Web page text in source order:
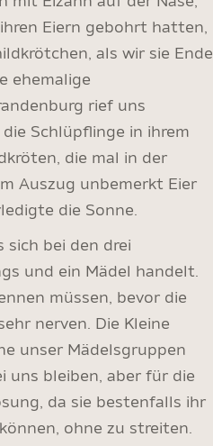
Eiern gebohrt hatten,
als wir sie Ende
ehemalige
rief uns
Schlüpflinge in ihrem
die mal in der
Auszug unbemerkt Eier
die Sonne.
sich bei den drei
und ein Mädel handelt.
müssen, bevor die
nerven. Die Kleine
unser Mädelsgruppen
uns bleiben, aber für die
da sie bestenfalls ihr
ohne zu streiten.